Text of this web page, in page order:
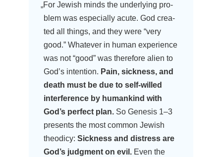
„For Jewish minds the under­ly­ing pro­
blem was espe­ci­al­ly acu­te. God crea­
ted all things, and they were “very
good.” Wha­te­ver in human expe­ri­ence
was not “good” was the­r­e­fo­re ali­en to
God’s inten­ti­on. Pain, sick­ness, and
death must be due to self-wil­led
inter­fe­rence by human­kind with
God’s per­fect plan. So Gene­sis 1–3
pres­ents the most com­mon Jewish
theo­di­cy: Sick­ness and distress are
God’s judgment on evil. Even the